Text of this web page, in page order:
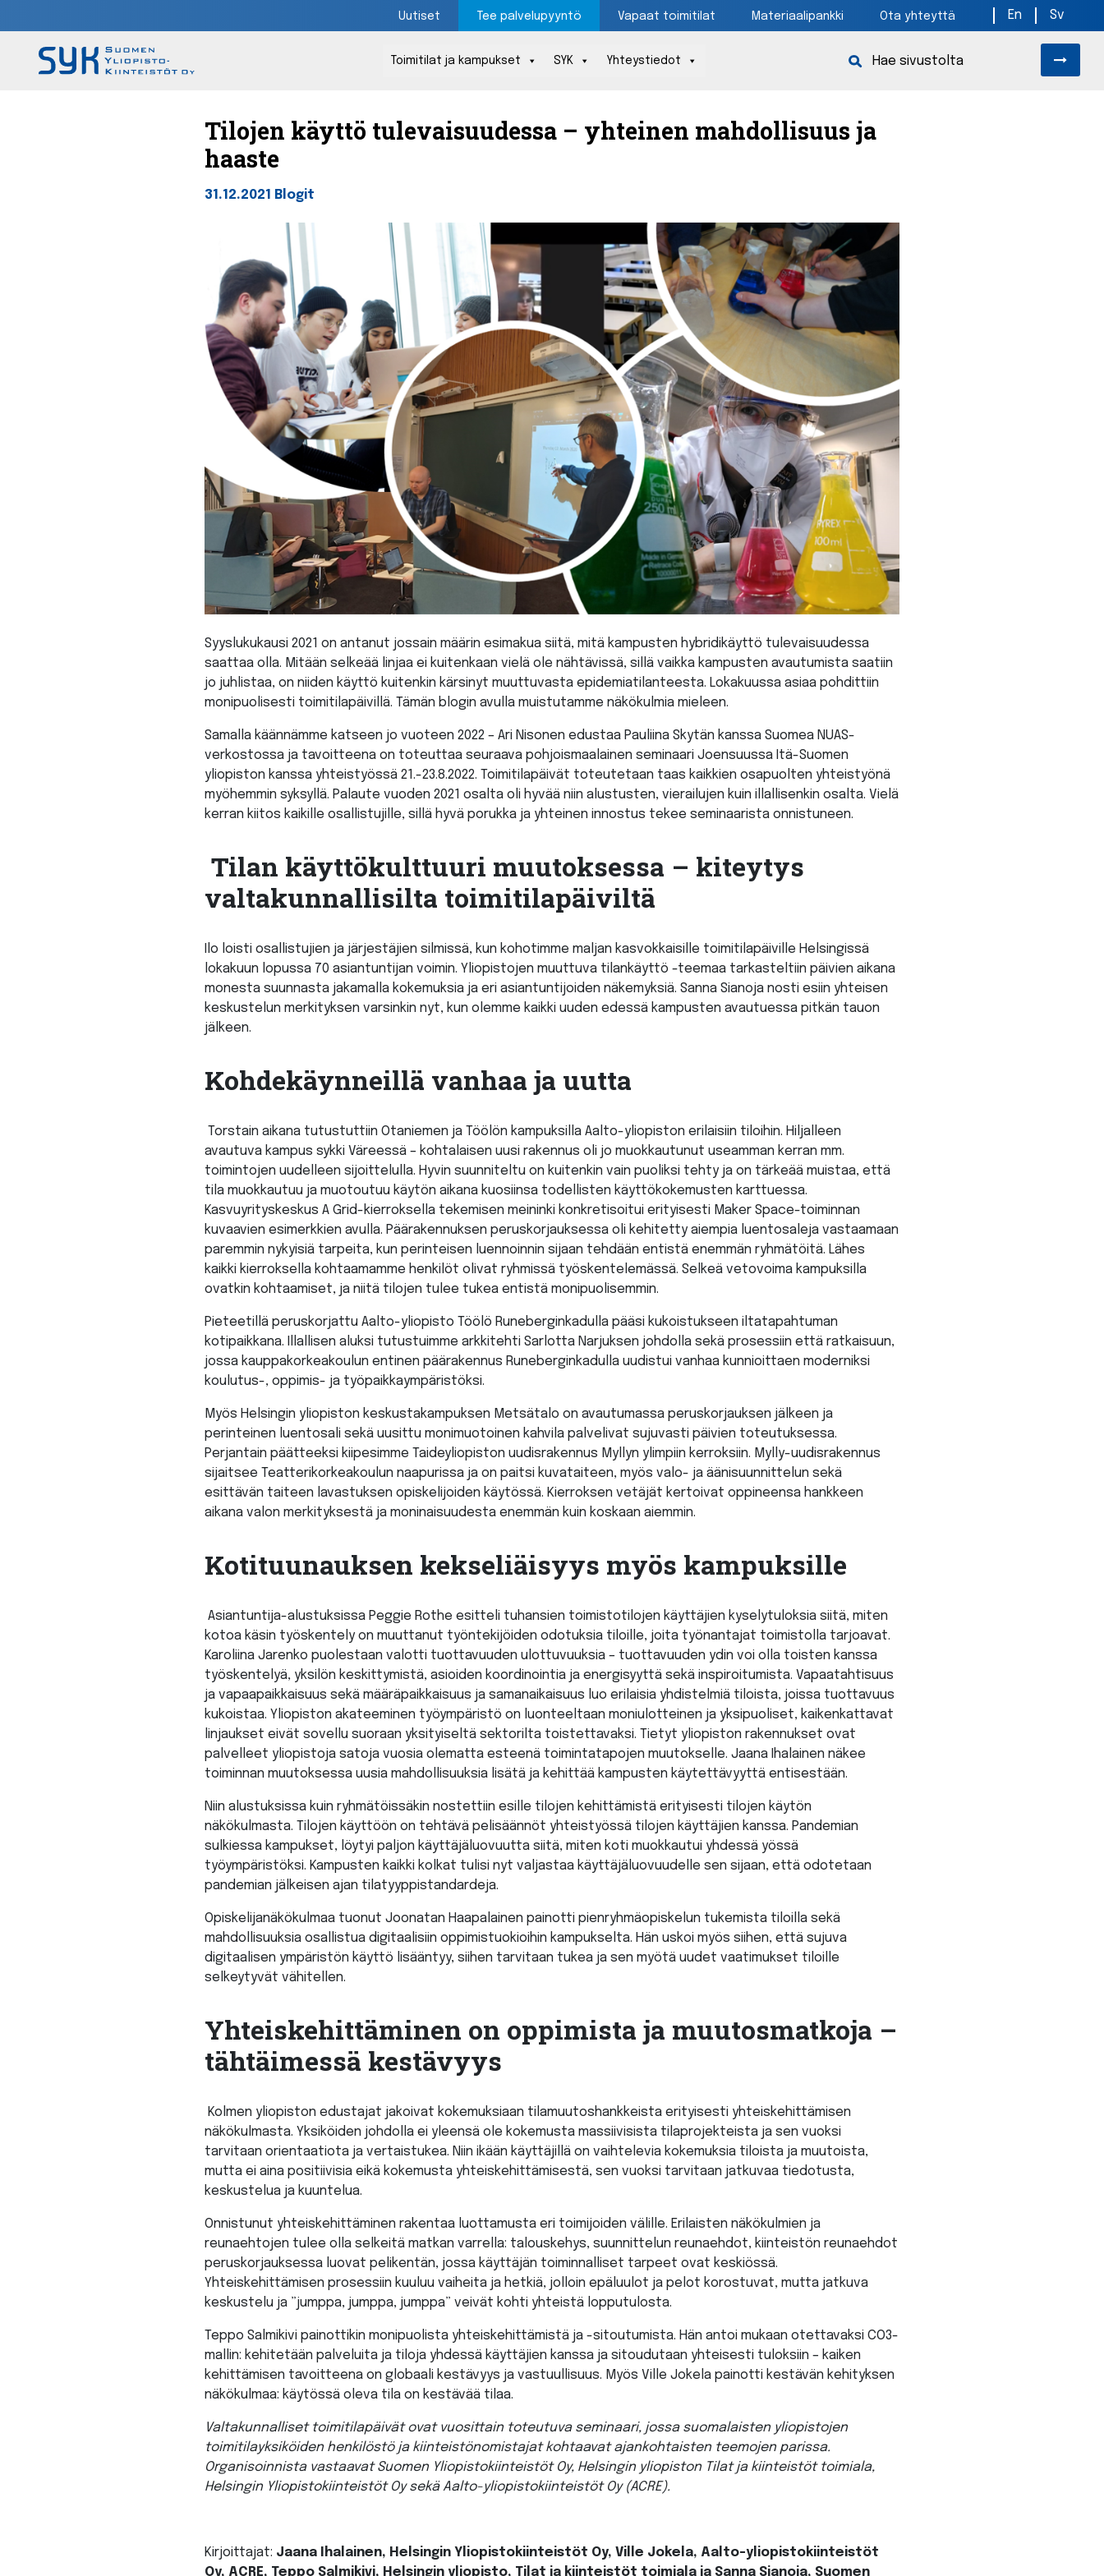
Uutiset Tee palvelupyyntö Vapaat toimitilat Materiaalipankki Ota yhteyttä En Sv
Päävalikko
Toimitilat ja kampukset SYK Yhteystiedot
Tilojen käyttö tulevaisuudessa – yhteinen mahdollisuus ja
haaste
31.12.2021 Blogit
Syyslukukausi 2021 on antanut jossain määrin esimakua siitä, mitä kampusten hybridikäyttö tulevaisuudessa
saattaa olla. Mitään selkeää linjaa ei kuitenkaan vielä ole nähtävissä, sillä vaikka kampusten avautumista saatiin
jo juhlistaa, on niiden käyttö kuitenkin kärsinyt muuttuvasta epidemiatilanteesta. Lokakuussa asiaa pohdittiin
monipuolisesti toimitilapäivillä. Tämän blogin avulla muistutamme näkökulmia mieleen.
Samalla käännämme katseen jo vuoteen 2022 – Ari Nisonen edustaa Pauliina Skytän kanssa Suomea NUAS-
verkostossa ja tavoitteena on toteuttaa seuraava pohjoismaalainen seminaari Joensuussa Itä-Suomen
yliopiston kanssa yhteistyössä 21.-23.8.2022. Toimitilapäivät toteutetaan taas kaikkien osapuolten yhteistyönä
myöhemmin syksyllä. Palaute vuoden 2021 osalta oli hyvää niin alustusten, vierailujen kuin illallisenkin osalta. Vielä
kerran kiitos kaikille osallistujille, sillä hyvä porukka ja yhteinen innostus tekee seminaarista onnistuneen.
Tilan käyttökulttuuri muutoksessa – kiteytys
valtakunnallisilta toimitilapäiviltä
Ilo loisti osallistujien ja järjestäjien silmissä, kun kohotimme maljan kasvokkaisille toimitilapäiville Helsingissä
lokakuun lopussa 70 asiantuntijan voimin. Yliopistojen muuttuva tilankäyttö -teemaa tarkasteltiin päivien aikana
monesta suunnasta jakamalla kokemuksia ja eri asiantuntijoiden näkemyksiä. Sanna Sianoja nosti esiin yhteisen
keskustelun merkityksen varsinkin nyt, kun olemme kaikki uuden edessä kampusten avautuessa pitkän tauon
jälkeen.
Kohdekäynneillä vanhaa ja uutta
Torstain aikana tutustuttiin Otaniemen ja Töölön kampuksilla Aalto-yliopiston erilaisiin tiloihin. Hiljalleen
avautuva kampus sykki Väreessä – kohtalaisen uusi rakennus oli jo muokkautunut useamman kerran mm.
toimintojen uudelleen sijoittelulla. Hyvin suunniteltu on kuitenkin vain puoliksi tehty ja on tärkeää muistaa, että
tila muokkautuu ja muotoutuu käytön aikana kuosiinsa todellisten käyttökokemusten karttuessa.
Kasvuyrityskeskus A Grid-kierroksella tekemisen meininki konkretisoitui erityisesti Maker Space-toiminnan
kuvaavien esimerkkien avulla. Päärakennuksen peruskorjauksessa oli kehitetty aiempia luentosaleja vastaamaan
paremmin nykyisiä tarpeita, kun perinteisen luennoinnin sijaan tehdään entistä enemmän ryhmätöitä. Lähes
kaikki kierroksella kohtaamamme henkilöt olivat ryhmissä työskentelemässä. Selkeä vetovoima kampuksilla
ovatkin kohtaamiset, ja niitä tilojen tulee tukea entistä monipuolisemmin.
Pieteetillä peruskorjattu Aalto-yliopisto Töölö Runeberginkadulla pääsi kukoistukseen iltatapahtuman
kotipaikkana. Illallisen aluksi tutustuimme arkkitehti Sarlotta Narjuksen johdolla sekä prosessiin että ratkaisuun,
jossa kauppakorkeakoulun entinen päärakennus Runeberginkadulla uudistui vanhaa kunnioittaen moderniksi
koulutus-, oppimis- ja työpaikkaympäristöksi.
Myös Helsingin yliopiston keskustakampuksen Metsätalo on avautumassa peruskorjauksen jälkeen ja
perinteinen luentosali sekä uusittu monimuotoinen kahvila palvelivat sujuvasti päivien toteutuksessa.
Perjantain päätteeksi kiipesimme Taideyliopiston uudisrakennus Myllyn ylimpiin kerroksiin. Mylly-uudisrakennus
sijaitsee Teatterikorkeakoulun naapurissa ja on paitsi kuvataiteen, myös valo- ja äänisuunnittelun sekä
esittävän taiteen lavastuksen opiskelijoiden käytössä. Kierroksen vetäjät kertoivat oppineensa hankkeen
aikana valon merkityksestä ja moninaisuudesta enemmän kuin koskaan aiemmin.
Kotituunauksen kekseliäisyys myös kampuksille
Asiantuntija-alustuksissa Peggie Rothe esitteli tuhansien toimistotilojen käyttäjien kyselytuloksia siitä, miten
kotoa käsin työskentely on muuttanut työntekijöiden odotuksia tiloille, joita työnantajat toimistolla tarjoavat.
Karoliina Jarenko puolestaan valotti tuottavuuden ulottuvuuksia – tuottavuuden ydin voi olla toisten kanssa
työskentelyä, yksilön keskittymistä, asioiden koordinointia ja energisyyttä sekä inspiroitumista. Vapaatahtisuus
ja vapaapaikkaisuus sekä määräpaikkaisuus ja samanaikaisuus luo erilaisia yhdistelmiä tiloista, joissa tuottavuus
kukoistaa. Yliopiston akateeminen työympäristö on luonteeltaan moniulotteinen ja yksipuoliset, kaikenkattavat
linjaukset eivät sovellu suoraan yksityiseltä sektorilta toistettavaksi. Tietyt yliopiston rakennukset ovat
palvelleet yliopistoja satoja vuosia olematta esteenä toimintatapojen muutokselle. Jaana Ihalainen näkee
toiminnan muutoksessa uusia mahdollisuuksia lisätä ja kehittää kampusten käytettävyyttä entisestään.
Niin alustuksissa kuin ryhmätöissäkin nostettiin esille tilojen kehittämistä erityisesti tilojen käytön
näkökulmasta. Tilojen käyttöön on tehtävä pelisäännöt yhteistyössä tilojen käyttäjien kanssa. Pandemian
sulkiessa kampukset, löytyi paljon käyttäjäluovuutta siitä, miten koti muokkautui yhdessä yössä
työympäristöksi. Kampusten kaikki kolkat tulisi nyt valjastaa käyttäjäluovuudelle sen sijaan, että odotetaan
pandemian jälkeisen ajan tilatyyppistandardeja.
Opiskelijanäkökulmaa tuonut Joonatan Haapalainen painotti pienryhmäopiskelun tukemista tiloilla sekä
mahdollisuuksia osallistua digitaalisiin oppimistuokioihin kampukselta. Hän uskoi myös siihen, että sujuva
digitaalisen ympäristön käyttö lisääntyy, siihen tarvitaan tukea ja sen myötä uudet vaatimukset tiloille
selkeytyvät vähitellen.
Yhteiskehittäminen on oppimista ja muutosmatkoja –
tähtäimessä kestävyys
Kolmen yliopiston edustajat jakoivat kokemuksiaan tilamuutoshankkeista erityisesti yhteiskehittämisen
näkökulmasta. Yksiköiden johdolla ei yleensä ole kokemusta massiivisista tilaprojekteista ja sen vuoksi
tarvitaan orientaatiota ja vertaistukea. Niin ikään käyttäjillä on vaihtelevia kokemuksia tiloista ja muutoista,
mutta ei aina positiivisia eikä kokemusta yhteiskehittämisestä, sen vuoksi tarvitaan jatkuvaa tiedotusta,
keskustelua ja kuuntelua.
Onnistunut yhteiskehittäminen rakentaa luottamusta eri toimijoiden välille. Erilaisten näkökulmien ja
reunaehtojen tulee olla selkeitä matkan varrella: talouskehys, suunnittelun reunaehdot, kiinteistön reunaehdot
peruskorjauksessa luovat pelikentän, jossa käyttäjän toiminnalliset tarpeet ovat keskiössä.
Yhteiskehittämisen prosessiin kuuluu vaiheita ja hetkiä, jolloin epäluulot ja pelot korostuvat, mutta jatkuva
keskustelu ja ”jumppa, jumppa, jumppa” veivät kohti yhteistä lopputulosta.
Teppo Salmikivi painottikin monipuolista yhteiskehittämistä ja -sitoutumista. Hän antoi mukaan otettavaksi CO3-
mallin: kehitetään palveluita ja tiloja yhdessä käyttäjien kanssa ja sitoudutaan yhteisesti tuloksiin – kaiken
kehittämisen tavoitteena on globaali kestävyys ja vastuullisuus. Myös Ville Jokela painotti kestävän kehityksen
näkökulmaa: käytössä oleva tila on kestävää tilaa.
Valtakunnalliset toimitilapäivät ovat vuosittain toteutuva seminaari, jossa suomalaisten yliopistojen
toimitilayksiköiden henkilöstö ja kiinteistönomistajat kohtaavat ajankohtaisten teemojen parissa.
Organisoinnista vastaavat Suomen Yliopistokiinteistöt Oy, Helsingin yliopiston Tilat ja kiinteistöt toimiala,
Helsingin Yliopistokiinteistöt Oy sekä Aalto-yliopistokiinteistöt Oy (ACRE).
Kirjoittajat: Jaana Ihalainen, Helsingin Yliopistokiinteistöt Oy, Ville Jokela, Aalto-yliopistokiinteistöt
Oy, ACRE, Teppo Salmikivi, Helsingin yliopisto, Tilat ja kiinteistöt toimiala ja Sanna Sianoja, Suomen